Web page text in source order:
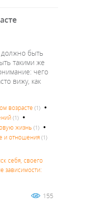
должно быть
такими же
чего
вижу, как
возрасте (1) •
(1) •
жизнь (1) •
и отношения (1)
себя, своего
зависимости:
155